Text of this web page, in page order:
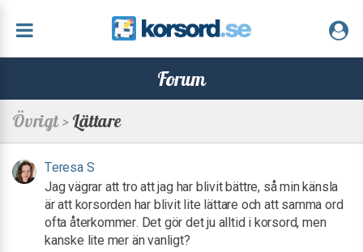
Forum
Övrigt >Lättare
Teresa S
Jag vägrar att tro att jag har blivit bättre, så min känsla
är att korsorden har blivit lite lättare och att samma ord
ofta återkommer. Det gör det ju alltid i korsord, men
kanske lite mer än vanligt?